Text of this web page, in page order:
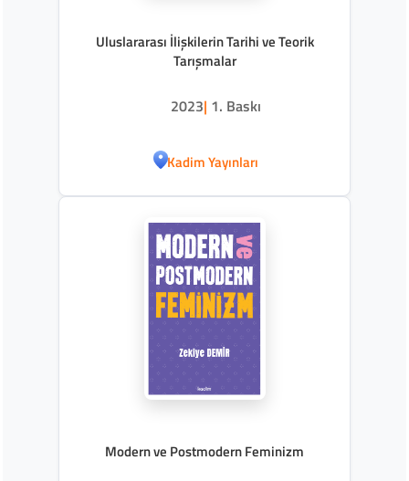
Uluslararası İlişkilerin Tarihi ve Teorik
Tarışmalar
2023| 1. Baskı
Kadim Yayınları
Modern ve Postmodern Feminizm